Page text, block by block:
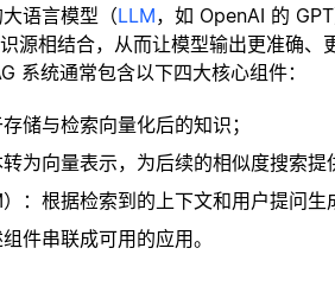
语言模型（LLM，如 OpenAI 的
源相结合，从而让模型输出更准确
系统通常包含以下四大核心组件：
储与检索向量化后的知识；
为向量表示，为后续的相似度搜索提
：根据检索到的上下文和用户提问生
件串联成可用的应用。